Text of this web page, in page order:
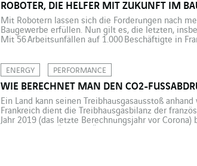
ROBOTER, DIE HELFER MIT ZUKUNFT IM
Mit Robotern lassen sich die Forderungen nach
Baugewerbe erfüllen. Nun gilt es, die letzten,
Mit 56 Arbeitsunfällen auf 1.000 Beschäftigte in
ENERGY PERFORMANCE
WIE BERECHNET MAN DEN CO2-
Ein Land kann seinen Treibhausgasausstoß
Frankreich dient die Treibhausgasbilanz der
Jahr 2019 (das letzte Berechnungsjahr vor